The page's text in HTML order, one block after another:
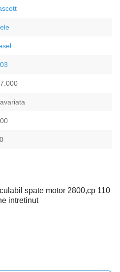
spate motor 2800,cp 110
intretinut